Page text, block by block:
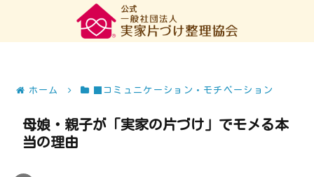
ホーム ■コミュニケーション・モチベーション
母娘・親子が「実家の片づけ」でモメる本
当の理由